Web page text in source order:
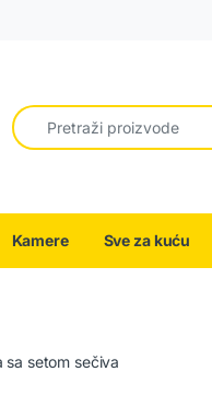
Search for:
Kamere Sve za kuću
sa setom sečiva